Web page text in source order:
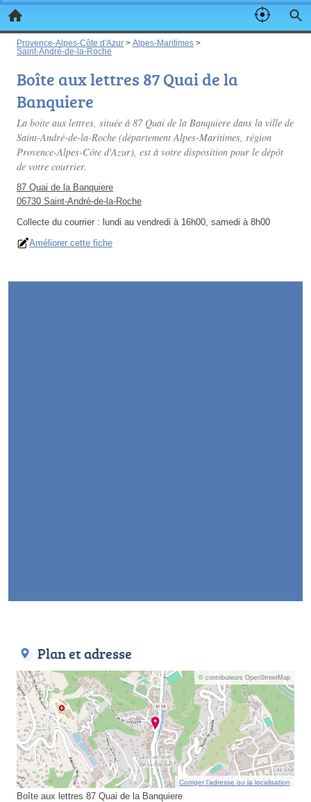
Provence-Alpes-Côte d'Azur > Alpes-Maritimes >
Saint-André-de-la-Roche
Boîte aux lettres 87 Quai de la
Banquiere
La boite aux lettres, située à 87 Quai de la Banquiere dans la ville de
Saint-André-de-la-Roche (département Alpes-Maritimes, région
Provence-Alpes-Côte d'Azur), est à votre disposition pour le dépôt
de votre courrier.
87 Quai de la Banquiere
06730 Saint-André-de-la-Roche
Collecte du courrier : lundi au vendredi à 16h00, samedi à 8h00
Améliorer cette fiche
Plan et adresse
© contributeurs OpenStreetMap
Corriger l’adresse ou la localisation
Boîte aux lettres 87 Quai de la Banquiere